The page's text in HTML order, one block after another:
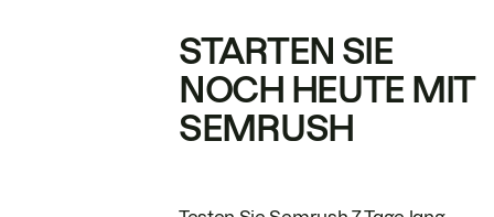
STARTEN SIE
NOCH HEUTE MIT
SEMRUSH